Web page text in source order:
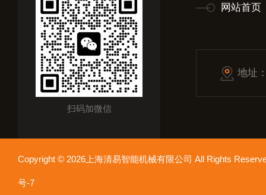
扫码加微信
网站首页
地址
Copyright © 2026上海清易智能机械有限公司 All Rights
号-7